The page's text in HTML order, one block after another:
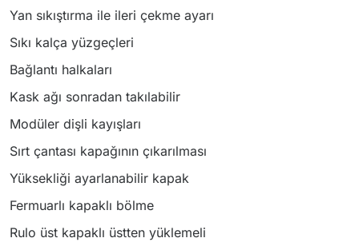
Yan sıkıştırma ile ileri çekme ayarı
Sıkı kalça yüzgeçleri
Bağlantı halkaları
Kask ağı sonradan takılabilir
Modüler dişli kayışları
Sırt çantası kapağının çıkarılması
Yüksekliği ayarlanabilir kapak
Fermuarlı kapaklı bölme
Rulo üst kapaklı üstten yüklemeli